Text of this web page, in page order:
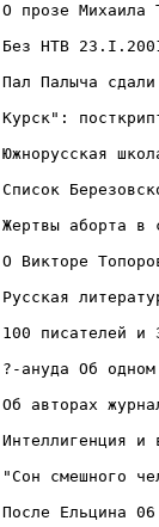
О прозе
Без НТВ
Пал Палыча
Курск":
Южнорусская
Жертвы аборта
О Викторе
100 писателей
?-ануда Об
Об авторах
Интеллигенция
"Сон смешного
После Ельцина